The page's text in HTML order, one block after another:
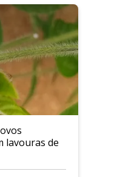
lavouras de